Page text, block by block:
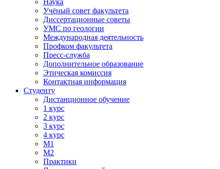
Наука
Учёный совет факультета
Диссертационные советы
УМС по геологии
Международная деятельность
Профком факультета
Пресс-служба
Дополнительное образование
Этическая комиссия
Контактная информация
Студенту
Дистанционное обучение
1 курс
2 курс
3 курс
4 курс
М1
М2
Практики